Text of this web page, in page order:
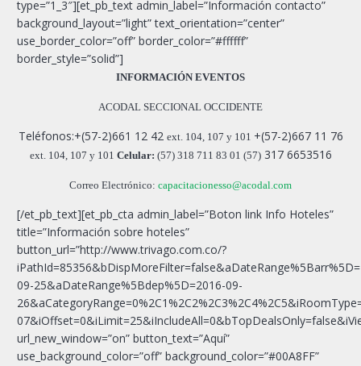
type=”1_3″][et_pb_text admin_label=”Información contacto”
background_layout=”light” text_orientation=”center”
use_border_color=”off” border_color=”#ffffff”
border_style=”solid”]
INFORMACIÓN EVENTOS
ACODAL SECCIONAL OCCIDENTE
Teléfonos:+(57-2)661 12 42 ext. 104, 107 y 101 +(57-2)667 11 76
ext. 104, 107 y 101 Celular: (57) 318 711 83 01 (57)317 6653516
Correo Electrónico: capacitacionesso@acodal.com
[/et_pb_text][et_pb_cta admin_label=”Boton link Info Hoteles”
title=”Información sobre hoteles”
button_url=”http://www.trivago.com.co/?
09-25&aDateRange%5Bdep%5D=2016-09-
url_new_window=”on” button_text=”Aquí”
use_background_color=”off” background_color=”#00A8FF”